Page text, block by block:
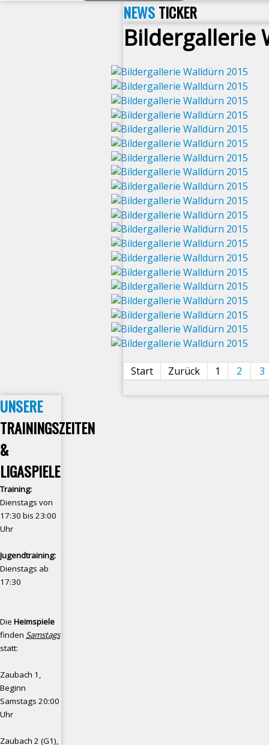
NEWSTICKER
Bildergallerie
Start Zurück 1 2 3
UNSERE
TRAININGSZEITEN
&
LIGASPIELE
Training:
Dienstags von
17:30 bis 23:00
Uhr
Jugendtraining:
Dienstags ab
17:30
Die Heimspiele
finden Samstags
statt:
Zaubach 1,
Beginn
Samstags 20:00
Uhr
Zaubach 2 (G1),